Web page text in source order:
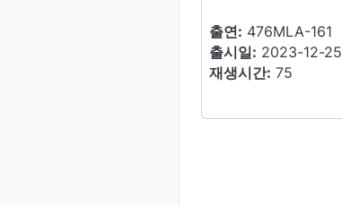
출연: 476MLA-161
출시일: 2023-12-25
재생시간: 75